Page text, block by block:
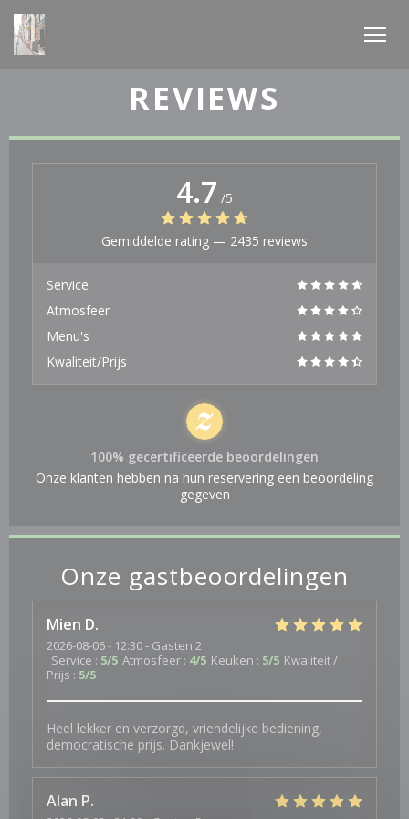
Cookies beheer paneel
REVIEWS
Onze gastbeoordelingen
Mien D
2026-08-06- 12:30 - Gasten 2
Service : 5/5 Atmosfeer : 4/5 Keuken : 5/5 Kwaliteit /
Prijs : 5/5
Heel lekker en verzorgd, vriendelijke bediening,
democratische prijs. Dankjewel!
Alan P
4.7 /5
Gemiddelde rating — 2435 reviews
Service
Atmosfeer
Menu's
Kwaliteit/Prijs
100% gecertificeerde beoordelingen
Onze klanten hebben na hun reservering een beoordeling
gegeven